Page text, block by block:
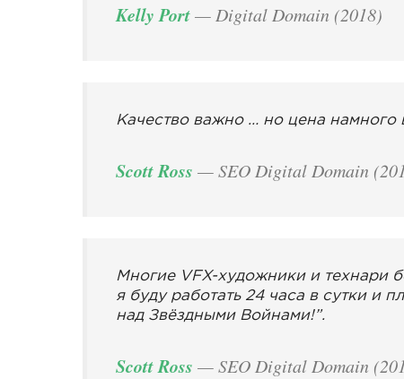
Kelly Port— Digital Domain (2018)
Качество важно … но цена намного
Scott Ross — SEO Digital Domain
Многие VFX-художники и технари
я буду работать 24 часа в сутки и
над Звёздными Войнами!”.
Scott Ross — SEO Digital Domain